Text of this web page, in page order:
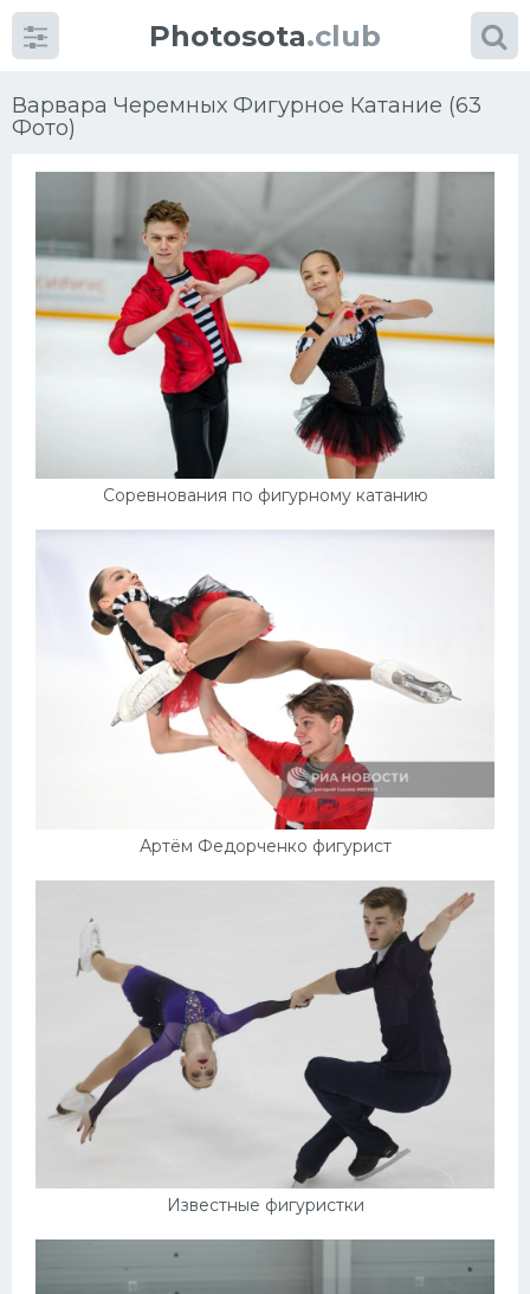
Photosota.club
Варвара Черемных Фигурное Катание (63
Фото)
Соревнования по фигурному катанию
Артём Федорченко фигурист
Известные фигуристки
КатегорииФото
Еще картинки...
Велогонки
Конькобежный спорт
Тренажеры
Интерьер квартиры